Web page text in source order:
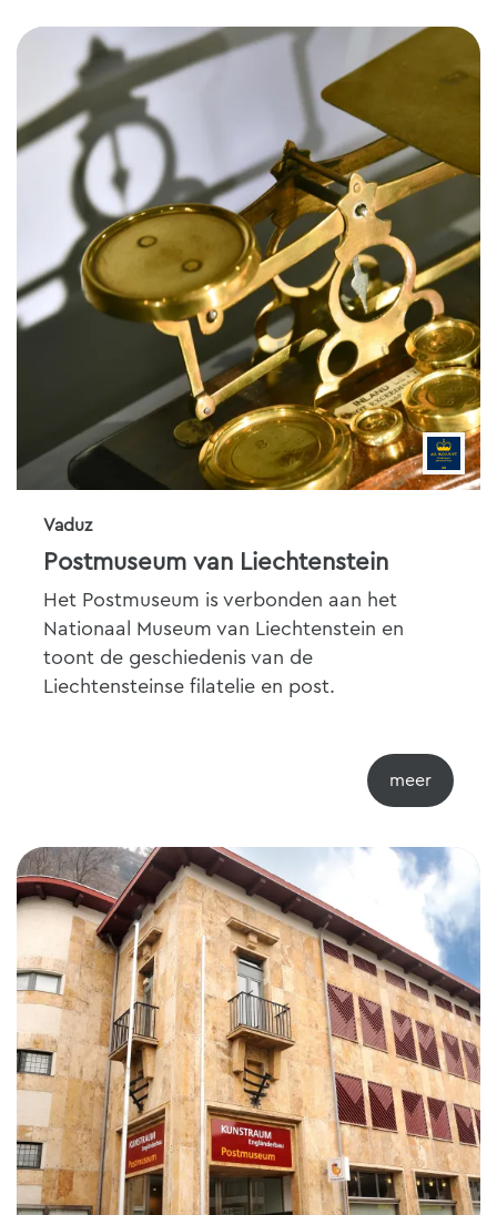
Vaduz
Postmuseum van Liechtenstein
Het Postmuseum is verbonden aan het
Nationaal Museum van Liechtenstein en
toont de geschiedenis van de
Liechtensteinse filatelie en post.